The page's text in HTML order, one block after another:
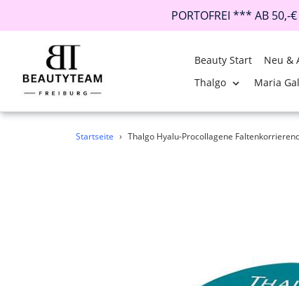
PORTOFREI *** AB 50,-
Beauty Start Neu &
Thalgo
Maria
Startseite › Thalgo Hyalu-Procollagene